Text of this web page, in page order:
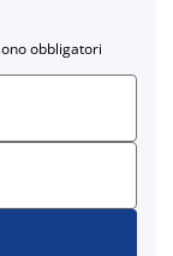
obbligatori